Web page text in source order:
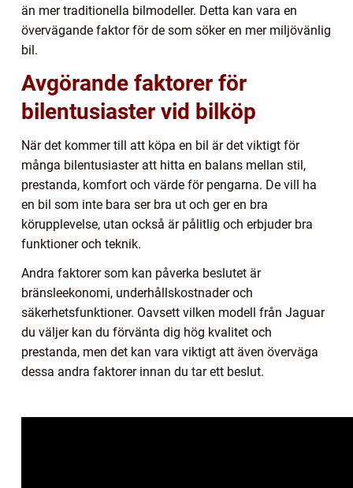
än mer traditionella bilmodeller. Detta kan vara en
övervägande faktor för de som söker en mer miljövänlig
bil.
Avgörande faktorer för
bilentusiaster vid bilköp
När det kommer till att köpa en bil är det viktigt för
många bilentusiaster att hitta en balans mellan stil,
prestanda, komfort och värde för pengarna. De vill ha
en bil som inte bara ser bra ut och ger en bra
körupplevelse, utan också är pålitlig och erbjuder bra
funktioner och teknik.
Andra faktorer som kan påverka beslutet är
bränsleekonomi, underhållskostnader och
säkerhetsfunktioner. Oavsett vilken modell från Jaguar
du väljer kan du förvänta dig hög kvalitet och
prestanda, men det kan vara viktigt att även överväga
dessa andra faktorer innan du tar ett beslut.